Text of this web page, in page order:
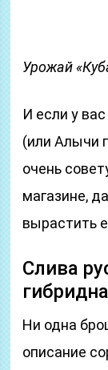
Урожай
И если у
(или Алычи
очень
магазине,
вырастить
Слива
Ни одна
описание